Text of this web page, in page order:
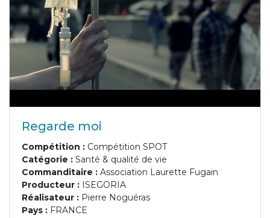
Regarde moi
Compétition : Compétition SPOT
Catégorie : Santé & qualité de vie
Commanditaire : Association Laurette Fugain
Producteur : ISEGORIA
Réalisateur : Pierre Noguéras
Pays : FRANCE